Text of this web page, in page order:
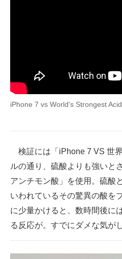
ITエンジニア向け専門サイト
企業向けIT製品の総合サイト
製造業のIT導入・活用を支援
モノづくり技術者専門サイト
エレクトロニクス専門サイト
電子設計の基本と応用
iPhone 7 vs World's Strongest Acid
検証には「iPhone 7 VS 世
ルの通り、硫酸よりも強いと
アンチモン酸」を使用。硫酸
いわれているその驚異の酸を
に少量かけると、数時間後に
る反応が。すでにダメな気